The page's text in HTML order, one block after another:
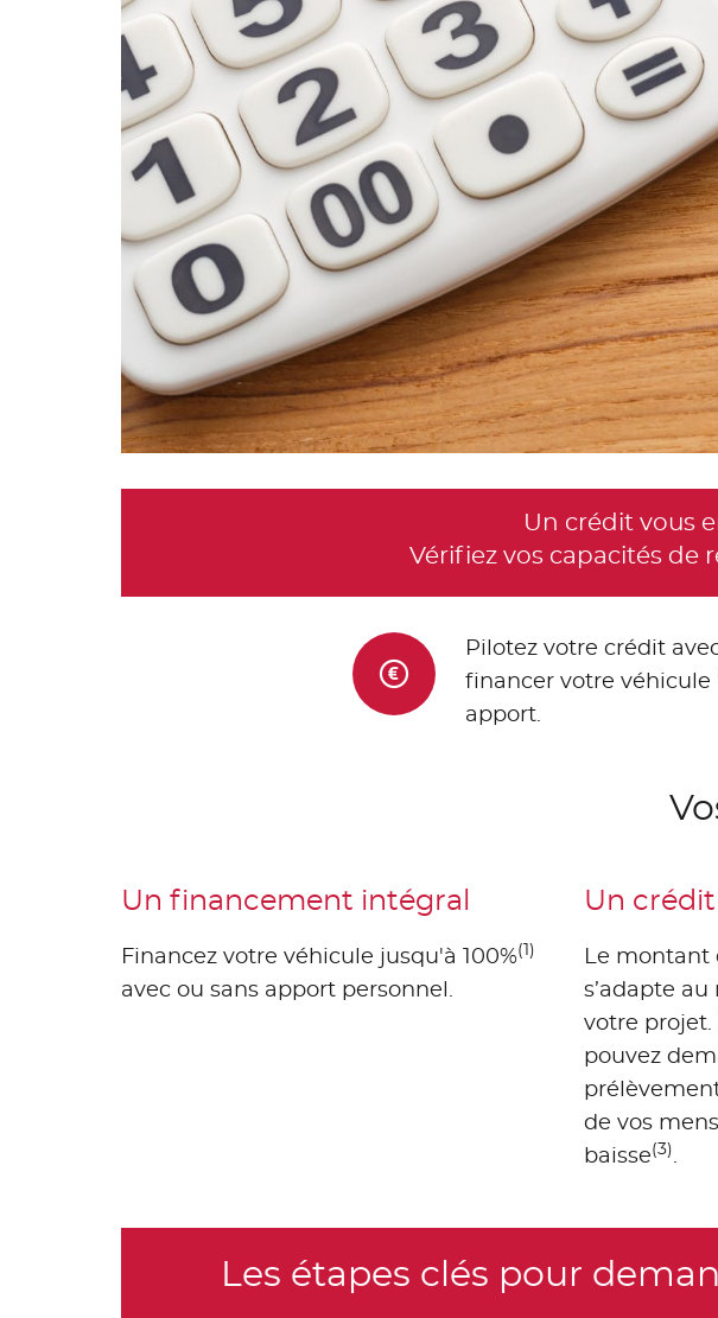
Un crédit vous
Vérifiez vos capacités de
Pilotez votre crédit
financer votre véhicule
apport.
Un financement intégral
Financez votre véhicule jusqu'à 100%(1)
avec ou sans apport personnel.
Un
Le montant
s’adapte
votre projet.
pouvez
de vos
baisse(3).
Les étapes clés pour